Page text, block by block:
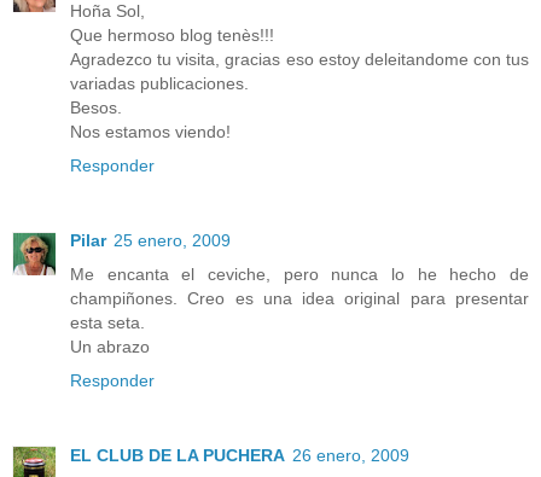
Hoña Sol,
Que hermoso blog tenès!!!
Agradezco tu visita, gracias eso estoy deleitandome con tus
variadas publicaciones.
Besos.
Nos estamos viendo!
Responder
Pilar 25 enero, 2009
Me encanta el ceviche, pero nunca lo he hecho de
champiñones. Creo es una idea original para presentar
esta seta.
Un abrazo
Responder
EL CLUB DE LA PUCHERA 26 enero, 2009